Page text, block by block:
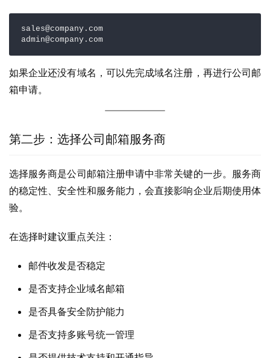
sales@company.com
admin@company.com
如果企业还没有域名，可以先完成域名注册，再进行公司邮
箱申请。
第二步：选择公司邮箱服务商
选择服务商是公司邮箱注册申请中非常关键的一步。服务商
的稳定性、安全性和服务能力，会直接影响企业后期使用体
验。
在选择时建议重点关注：
邮件收发是否稳定
是否支持企业域名邮箱
是否具备安全防护能力
是否支持多账号统一管理